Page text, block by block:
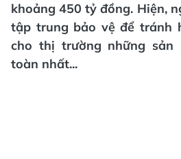
khoảng 450 tỷ đồng. Hiện,
tập trung bảo vệ để tránh
cho thị trường những sản
toàn nhất...